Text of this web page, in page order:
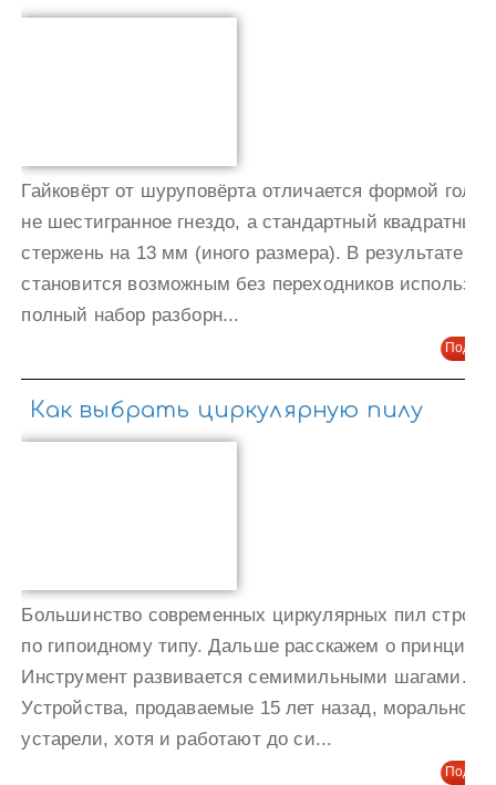
Гайковёрт от шуруповёрта отличается формой
не шестигранное гнездо, а стандартный квадратный
стержень на 13 мм (иного размера). В результате
становится возможным без переходников
полный набор разборн...
Как выбрать циркулярную пилу
Большинство современных циркулярных пил
по гипоидному типу. Дальше расскажем о принципе.
Инструмент развивается семимильными шагами.
Устройства, продаваемые 15 лет назад, морально
устарели, хотя и работают до си...